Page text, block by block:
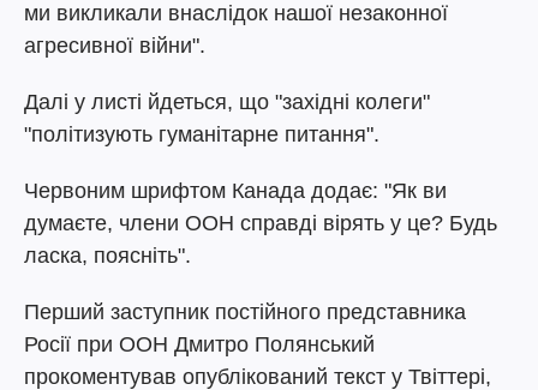
ми викликали внаслідок нашої незаконної
агресивної війни".
Далі у листі йдеться, що "західні колеги"
"політизують гуманітарне питання".
Червоним шрифтом Канада додає: "Як ви
думаєте, члени ООН справді вірять у це? Будь
ласка, поясніть".
Перший заступник постійного представника
Росії при ООН Дмитро Полянський
прокоментував опублікований текст у Твіттері,